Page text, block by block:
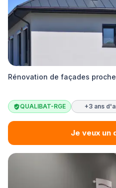
Rénovation de façades
QUALIBAT-RGE +3 ans
Je veux un